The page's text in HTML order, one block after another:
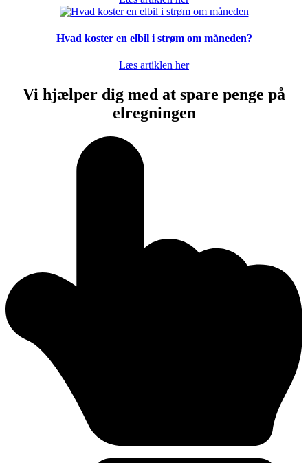
Hvad koster en elbil i strøm om måneden?
Læs artiklen her
Vi hjælper dig med at spare penge på
elregningen